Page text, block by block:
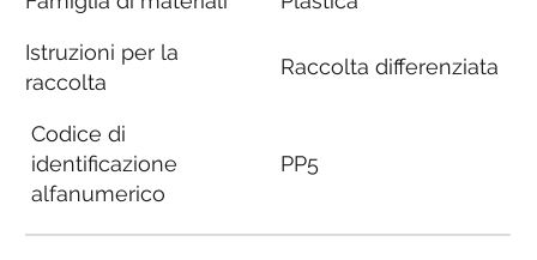
Istruzioni per la
raccolta
Codice di
identificazione
alfanumerico
Raccolta differenziata
PP5